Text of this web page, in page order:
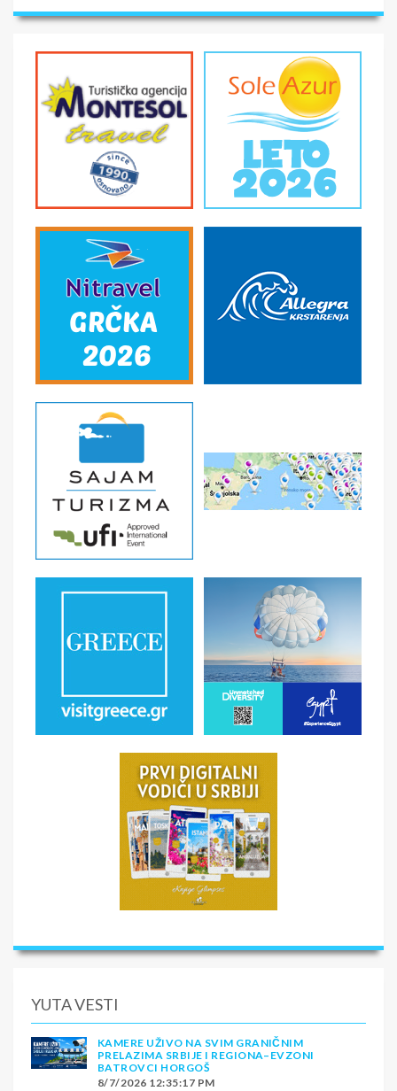
YUTA VESTI
KAMERE UŽIVO NA SVIM GRANIČNIM
PRELAZIMA SRBIJE I REGIONA–EVZONI
BATROVCI HORGOŠ
8/7/2026 12:35:17 PM